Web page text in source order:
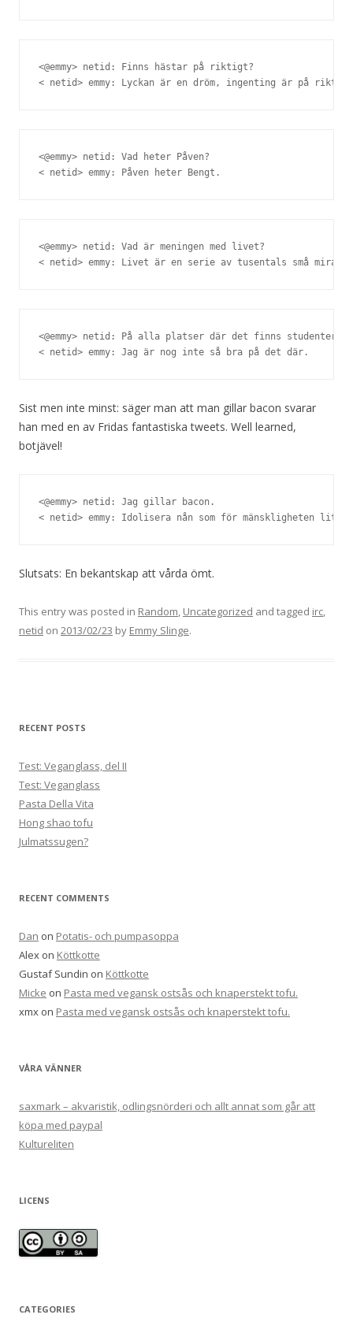
<@emmy> netid: Finns hästar på riktigt?
< netid> emmy: Lyckan är en dröm, ingenting är på
<@emmy> netid: Vad heter Påven?
< netid> emmy: Påven heter Bengt.
<@emmy> netid: Vad är meningen med livet?
< netid> emmy: Livet är en serie av tusentals små
<@emmy> netid: På alla platser där det finns studenter
< netid> emmy: Jag är nog inte så bra på det där.
Sist men inte minst: säger man att man gillar bacon svarar
han med en av Fridas fantastiska tweets. Well learned,
botjävel!
<@emmy> netid: Jag gillar bacon.
< netid> emmy: Idolisera nån som för mänskligheten
Slutsats: En bekantskap att vårda ömt.
This entry was posted in Random, Uncategorized and tagged irc,
netid on 2013/02/23 by Emmy Slinge.
RECENT POSTS
Test: Veganglass, del II
Test: Veganglass
Pasta Della Vita
Hong shao tofu
Julmatssugen?
RECENT COMMENTS
Dan on Potatis- och pumpasoppa
Alex on Köttkotte
Gustaf Sundin on Köttkotte
Micke on Pasta med vegansk ostsås och knaperstekt tofu.
xmx on Pasta med vegansk ostsås och knaperstekt tofu.
VÅRA VÄNNER
saxmark – akvaristik, odlingsnörderi och allt annat som går att
köpa med paypal
Kultureliten
LICENS
CATEGORIES